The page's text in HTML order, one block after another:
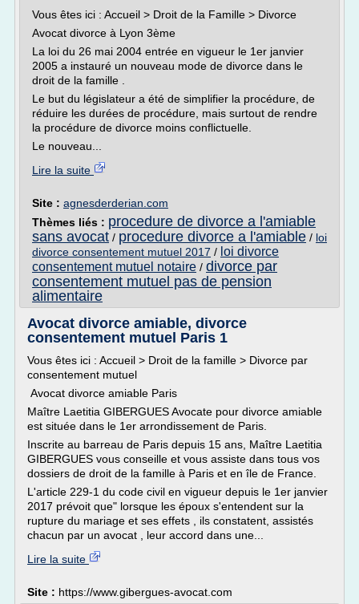
Vous êtes ici : Accueil > Droit de la Famille > Divorce
Avocat divorce à Lyon 3ème
La loi du 26 mai 2004 entrée en vigueur le 1er janvier
2005 a instauré un nouveau mode de divorce dans le
droit de la famille .
Le but du législateur a été de simplifier la procédure, de
réduire les durées de procédure, mais surtout de rendre
la procédure de divorce moins conflictuelle.
Le nouveau...
Lire la suite
Site : agnesderderian.com
Thèmes liés : procedure de divorce a l'amiable
sans avocat / procedure divorce a l'amiable / loi
divorce consentement mutuel 2017 / loi divorce
consentement mutuel notaire / divorce par
consentement mutuel pas de pension
alimentaire
Avocat divorce amiable, divorce
consentement mutuel Paris 1
Vous êtes ici : Accueil > Droit de la famille > Divorce par
consentement mutuel
Avocat divorce amiable Paris
Maître Laetitia GIBERGUES Avocate pour divorce amiable
est située dans le 1er arrondissement de Paris.
Inscrite au barreau de Paris depuis 15 ans, Maître Laetitia
GIBERGUES vous conseille et vous assiste dans tous vos
dossiers de droit de la famille à Paris et en île de France.
L'article 229-1 du code civil en vigueur depuis le 1er janvier
2017 prévoit que" lorsque les époux s'entendent sur la
rupture du mariage et ses effets , ils constatent, assistés
chacun par un avocat , leur accord dans une...
Lire la suite
Site : https://www.gibergues-avocat.com